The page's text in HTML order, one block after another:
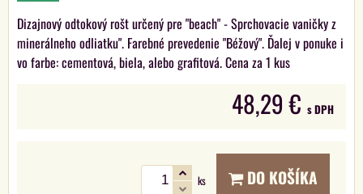
Dizajnový odtokový rošt určený pre "beach" - Sprchovacie vaničky z
minerálneho odliatku". Farebné prevedenie "Béžový". Ďalej v ponuke i
vo farbe: cementová, biela, alebo grafitová. Cena za 1 kus
48,29 € s DPH
ks DO KOŠÍKA